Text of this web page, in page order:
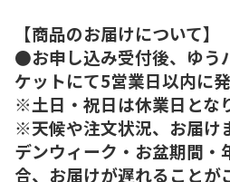
【商品のお届けについて】
●お申し込み受付後、ゆう
ケットにて5営業日以内に発
※土日・祝日は休業日とな
※天候や注文状況、お届け
デンウィーク・お盆期間・
合、お届けが遅れることが